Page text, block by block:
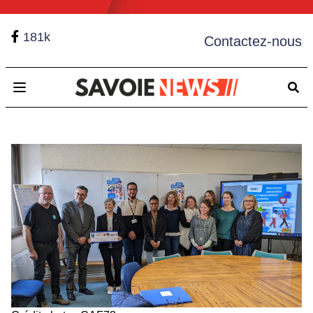
181k Contactez-nous
Open main menu